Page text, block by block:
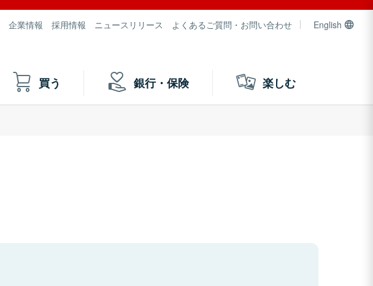
企業情報 採用情報 ニュースリリース よくあるご質問・お問い合わせ English
買う 銀行・保険 楽しむ